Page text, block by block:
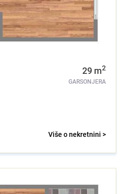
29 m2
GARSONJERA
Više o nekretnini >